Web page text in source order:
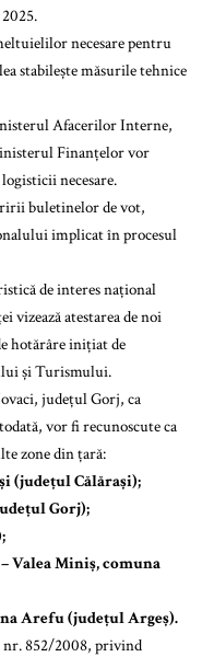
necesare pentru
stabilește măsurile tehnice
Afacerilor Interne,
Finanțelor vor
necesare.
buletinelor de vot,
implicat în procesul
de interes național
vizează atestarea de noi
hotărâre inițiat de
și Turismului.
județul Gorj, ca
vor fi recunoscute ca
zone din țară:
(județul Călărași);
Gorj);
Valea Miniș, comuna
Arefu (județul Argeș).
nr. 852/2008, privind